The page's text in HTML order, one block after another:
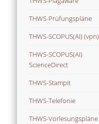
THWS-Prüfungspläne
THWS-SCOPUS(AI) (vpn)
THWS-SCOPUS(AI)
ScienceDirect
THWS-Stampit
THWS-Telefonie
THWS-Vorlesungspläne